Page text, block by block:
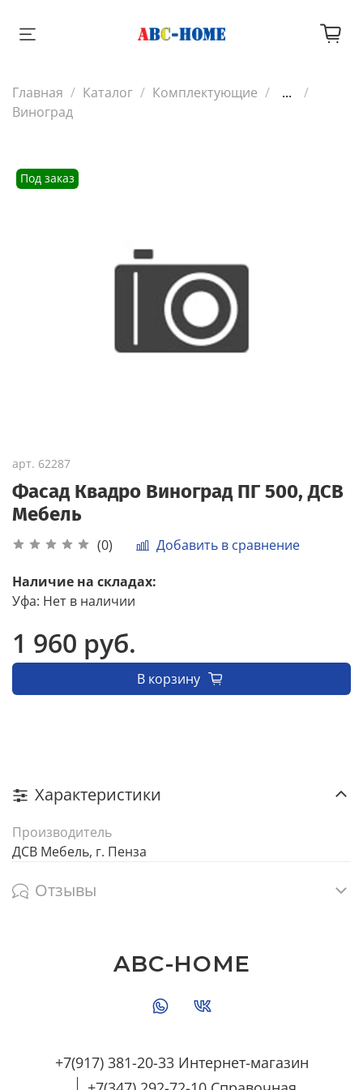
Главная Каталог Комплектующие
...
Виноград
Под заказ
арт. 62287
Фасад Квадро Виноград ПГ 500, ДСВ
Мебель
(0) Добавить в сравнение
Наличие на складах:
Уфа: Нет в наличии
1 960 руб.
В корзину
Характеристики
Производитель
ДСВ Мебель, г. Пенза
Отзывы
+7(917) 381-20-33 Интернет-магазин
ABC-HOME